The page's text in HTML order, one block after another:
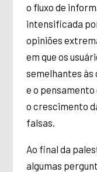
o fluxo de
intensificada
opiniões
em que os
semelhantes às
e o
o crescimento
falsas.
Ao final da
algumas